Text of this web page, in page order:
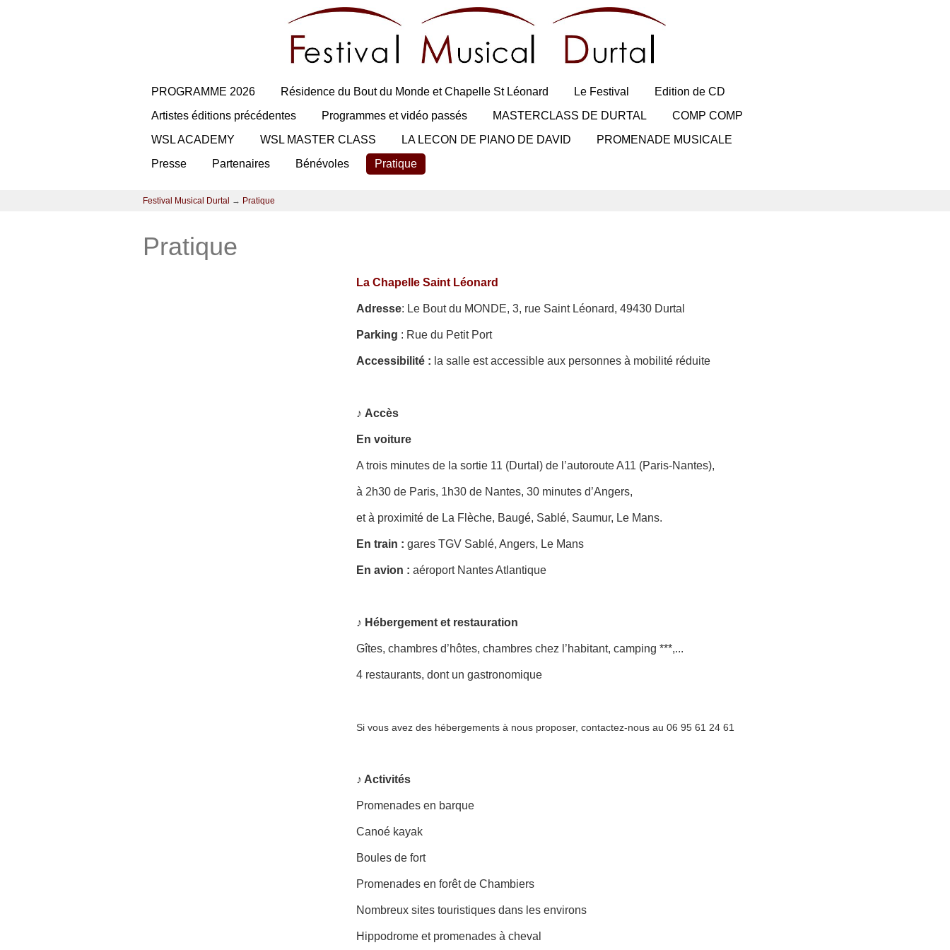
PROGRAMME 2026 Résidence du Bout du Monde et Chapelle St Léonard Le Festival
Edition de CD
Artistes éditions précédentes
Programmes et vidéo passés MASTERCLASS DE DURTAL
COMP COMP
WSL ACADEMY
WSL MASTER CLASS LA LECON DE PIANO DE DAVID
PROMENADE MUSICALE
Presse
Partenaires Bénévoles Pratique
Festival Musical Durtal → Pratique
Pratique
La Chapelle Saint Léonard
Adresse: Le Bout du MONDE,3, rue Saint Léonard, 49430 Durtal
Parking : Rue du Petit Port
Accessibilité : la salle est accessible aux personnes à mobilité réduite
♪ Accès
En voiture
A trois minutes de la sortie 11 (Durtal) de l’autoroute A11 (Paris-Nantes),
à 2h30 de Paris, 1h30 de Nantes, 30 minutes d’Angers,
et à proximité de La Flèche, Baugé, Sablé, Saumur, Le Mans.
En train : gares TGV Sablé, Angers, Le Mans
En avion : aéroport Nantes Atlantique
♪ Hébergement et restauration
Gîtes, chambres d’hôtes,chambres chez l’habitant, camping ***,...
4 restaurants, dont un gastronomique
Si vous avez des hébergements à nous proposer, contactez-nous au 06 95 61 24 61
♪ Activités
Promenades en barque
Canoé kayak
Boules de fort
Promenades en forêt de Chambiers
Nombreux sites touristiques dans les environs
Hippodrome et promenades à cheval